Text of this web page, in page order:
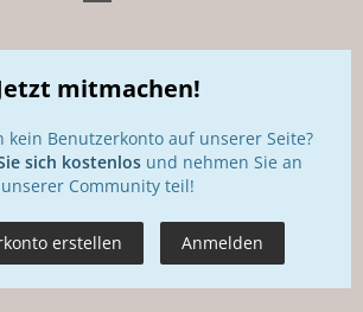
mitmachen!
kein Benutzerkonto auf unserer Seite?
sich kostenlosund nehmen Sie an
unserer Community teil!
erstellen Anmelden